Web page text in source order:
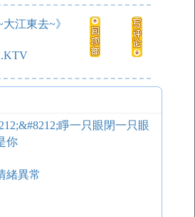
江東去~》
睜一只眼閉一只眼
你
緒異常